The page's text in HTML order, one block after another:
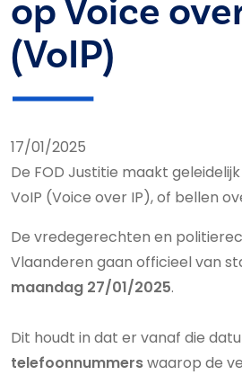
op Voice
(VoIP)
17/01/2025
De FOD Justitie maakt
VoIP (Voice over IP), of bellen
De vredegerechten en
Vlaanderen gaan officieel van
maandag 27/01/2025.
Dit houdt in dat er vanaf die
telefoonnummerswaarop de